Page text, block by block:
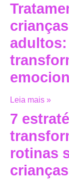
Leia mais »
7
rotinas
crianças